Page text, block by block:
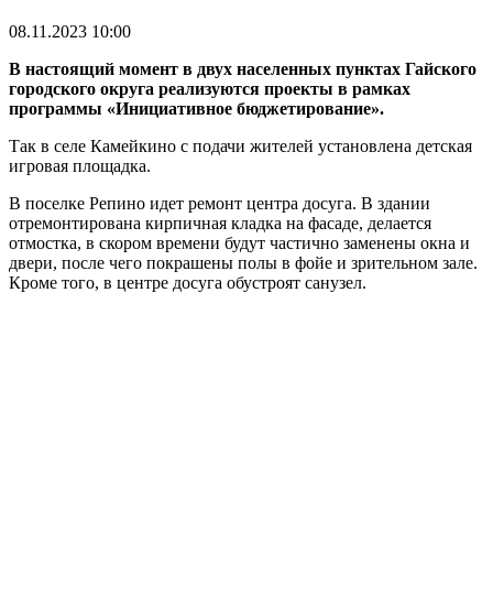
08.11.2023 10:00
В настоящий момент в двух населенных пунктах Гайского
городского округа реализуются проекты в рамках
программы «Инициативное бюджетирование».
Так в селе Камейкино с подачи жителей установлена детская
игровая площадка.
В поселке Репино идет ремонт центра досуга. В здании
отремонтирована кирпичная кладка на фасаде, делается
отмостка, в скором времени будут частично заменены окна и
двери, после чего покрашены полы в фойе и зрительном зале.
Кроме того, в центре досуга обустроят санузел.